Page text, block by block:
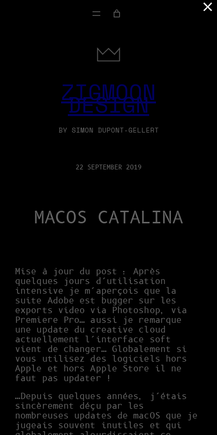
ZIGMOON
DESIGN
BY SIMON DUPONT-GELLERT
22 SEPTEMBER 2019
MACOS CATALINA
Mise à jour du post : Après
quelques jours d’utilisation
intensive je m’aperçois que la
suite Adobe est bugger sur les
exports video via Photoshop, via
Premiere Pro… aussi je remarque
une update du creative cloud
actuellement l’interface soft
vient de changer… Globalement si
vous utilisez des logiciels hors
Apple et hors Apple Store il ne
faut pas updater !
…Depuis quelques années, j’étais
sincèrement déçu par les
nombreuses updates de macOS que je
jugeais souvent inutiles et qui
×